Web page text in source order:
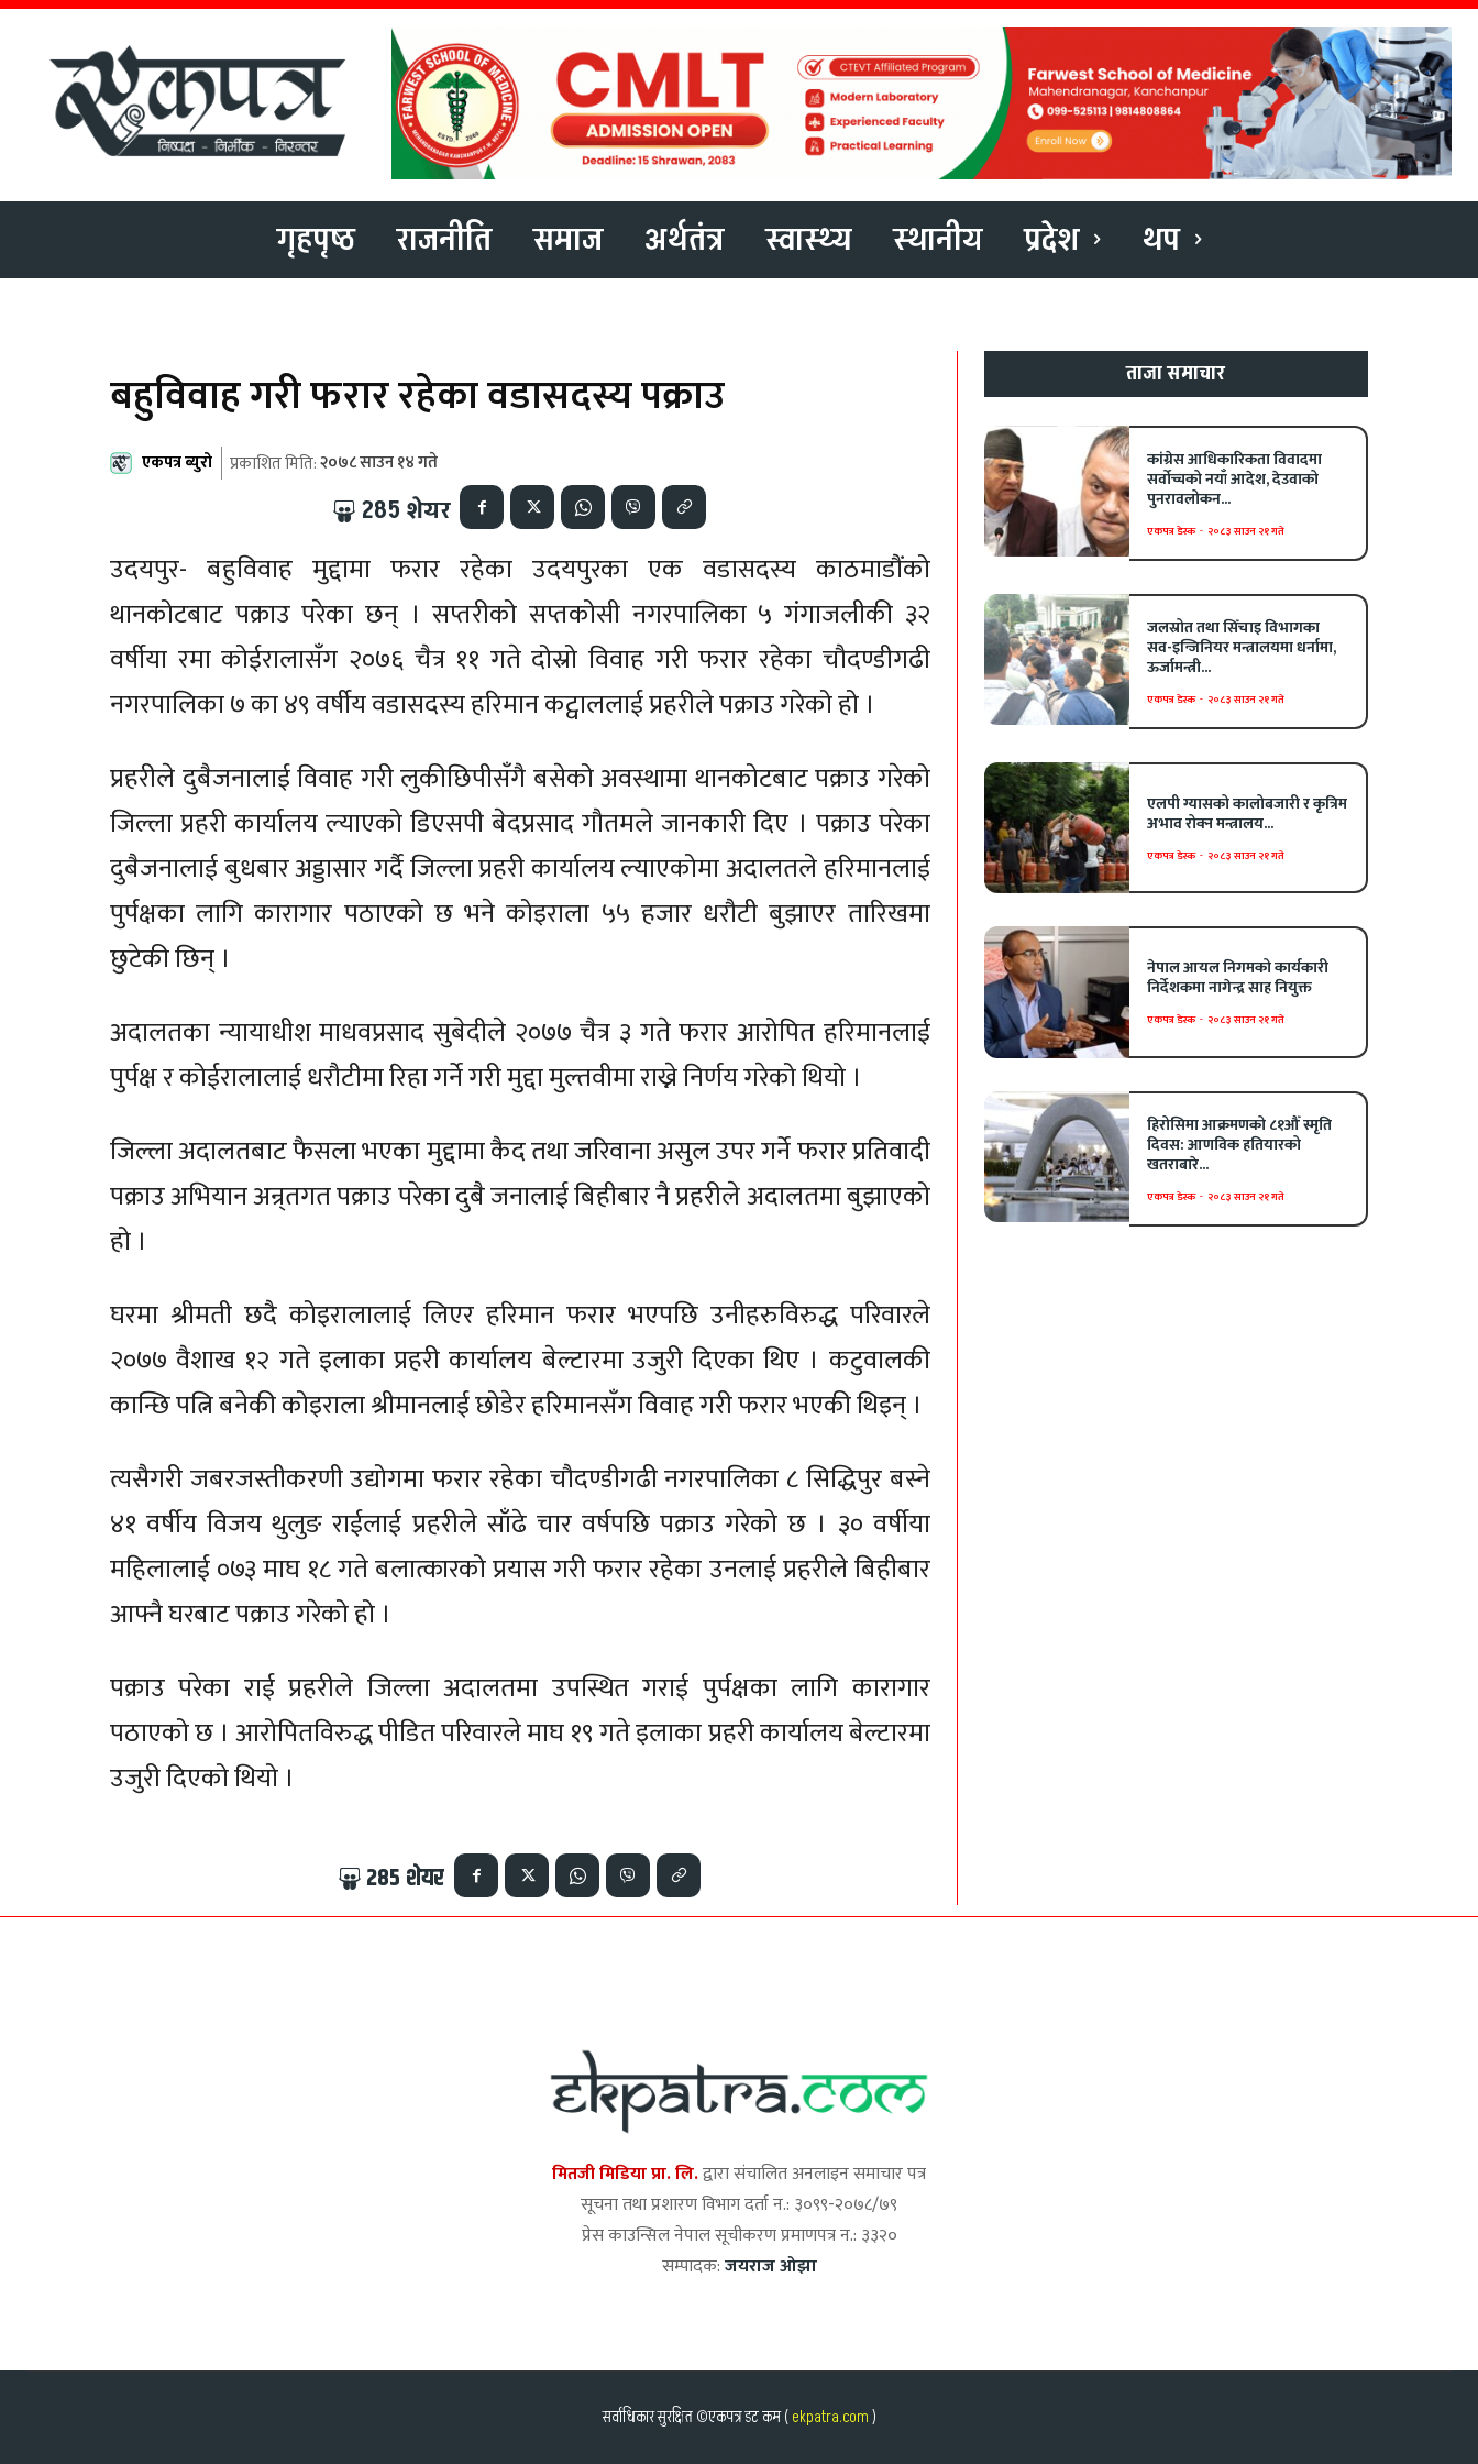
गृहपृष्ठ राजनीति समाज अर्थतंत्र स्वास्थ्य स्थानीय प्रदेश थप
बहुविवाह गरी फरार रहेका वडासदस्य पक्राउ
एकपत्र ब्युरो प्रकाशित मिति:२०७८ साउन १४ गते
285 शेयर
उदयपुर- बहुविवाह मुद्दामा फरार रहेका उदयपुरका एक वडासदस्य काठमाडौंको
थानकोटबाट पक्राउ परेका छन् । सप्तरीको सप्तकोसी नगरपालिका ५ गंगाजलीकी ३२
वर्षीया रमा कोईरालासँग २०७६ चैत्र ११ गते दोस्रो विवाह गरी फरार रहेका चौदण्डीगढी
नगरपालिका ७ का ४९ वर्षीय वडासदस्य हरिमान कट्वाललाई प्रहरीले पक्राउ गरेको हो ।
प्रहरीले दुबैजनालाई विवाह गरी लुकीछिपीसँगै बसेको अवस्थामा थानकोटबाट पक्राउ गरेको
जिल्ला प्रहरी कार्यालय ल्याएको डिएसपी बेदप्रसाद गौतमले जानकारी दिए । पक्राउ परेका
दुबैजनालाई बुधबार अड्डासार गर्दै जिल्ला प्रहरी कार्यालय ल्याएकोमा अदालतले हरिमानलाई
पुर्पक्षका लागि कारागार पठाएको छ भने कोइराला ५५ हजार धरौटी बुझाएर तारिखमा
छुटेकी छिन् ।
अदालतका न्यायाधीश माधवप्रसाद सुबेदीले २०७७ चैत्र ३ गते फरार आरोपित हरिमानलाई
पुर्पक्ष र कोईरालालाई धरौटीमा रिहा गर्ने गरी मुद्दा मुल्तवीमा राख्ने निर्णय गरेको थियो ।
जिल्ला अदालतबाट फैसला भएका मुद्दामा कैद तथा जरिवाना असुल उपर गर्ने फरार प्रतिवादी
पक्राउ अभियान अन्र्तगत पक्राउ परेका दुबै जनालाई बिहीबार नै प्रहरीले अदालतमा बुझाएको
हो ।
घरमा श्रीमती छदै कोइरालालाई लिएर हरिमान फरार भएपछि उनीहरुविरुद्ध परिवारले
२०७७ वैशाख १२ गते इलाका प्रहरी कार्यालय बेल्टारमा उजुरी दिएका थिए । कटुवालकी
कान्छि पत्नि बनेकी कोइराला श्रीमानलाई छोडेर हरिमानसँग विवाह गरी फरार भएकी थिइन् ।
त्यसैगरी जबरजस्तीकरणी उद्योगमा फरार रहेका चौदण्डीगढी नगरपालिका ८ सिद्धिपुर बस्ने
४१ वर्षीय विजय थुलुङ राईलाई प्रहरीले साँढे चार वर्षपछि पक्राउ गरेको छ । ३० वर्षीया
महिलालाई ०७३ माघ १८ गते बलात्कारको प्रयास गरी फरार रहेका उनलाई प्रहरीले बिहीबार
आफ्नै घरबाट पक्राउ गरेको हो ।
पक्राउ परेका राई प्रहरीले जिल्ला अदालतमा उपस्थित गराई पुर्पक्षका लागि कारागार
पठाएको छ । आरोपितविरुद्ध पीडित परिवारले माघ १९ गते इलाका प्रहरी कार्यालय बेल्टारमा
उजुरी दिएको थियो ।
285 शेयर
ताजा समाचार
कांग्रेस आधिकारिकता विवादमा
सर्वोच्चको नयाँ आदेश, देउवाको
पुनरावलोकन...
एकपत्र डेस्क - २०८३ साउन २१ गते
जलस्रोत तथा सिँचाइ विभागका
सव-इन्जिनियर मन्त्रालयमा धर्नामा,
ऊर्जामन्त्री...
एकपत्र डेस्क - २०८३ साउन २१ गते
एलपी ग्यासको कालोबजारी र कृत्रिम
अभाव रोक्न मन्त्रालय...
एकपत्र डेस्क - २०८३ साउन २१ गते
नेपाल आयल निगमको कार्यकारी
निर्देशकमा नागेन्द्र साह नियुक्त
एकपत्र डेस्क - २०८३ साउन २१ गते
हिरोसिमा आक्रमणको ८१औँ स्मृति
दिवस: आणविक हतियारको
खतराबारे...
एकपत्र डेस्क - २०८३ साउन २१ गते
मितजी मिडिया प्रा. लि.द्वारा संचालित अनलाइन समाचार पत्र
सूचना तथा प्रशारण विभाग दर्ता न.: ३०९९-२०७८/७९
प्रेस काउन्सिल नेपाल सूचीकरण प्रमाणपत्र न.: ३३२०
सम्पादक:जयराज ओझा
सर्वाधिकार सुरक्षित ©एकपत्र डट कम (ekpatra.com)